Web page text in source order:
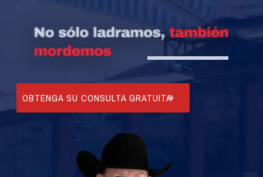
OBTENGA SU CONSULTA GRATUITA